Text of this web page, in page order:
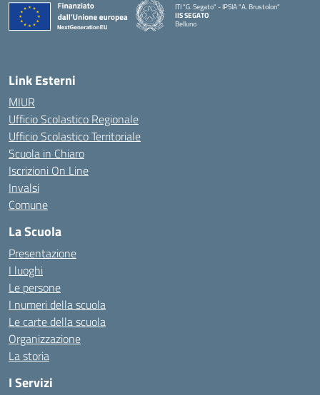
ITI "G. Segato" - IPSIA "A. Brustolon"
IIS SEGATO
Belluno
Link Esterni
MIUR
Ufficio Scolastico Regionale
Ufficio Scolastico Territoriale
Scuola in Chiaro
Iscrizioni On Line
Invalsi
Comune
La Scuola
Presentazione
I luoghi
Le persone
I numeri della scuola
Le carte della scuola
Organizzazione
La storia
I Servizi